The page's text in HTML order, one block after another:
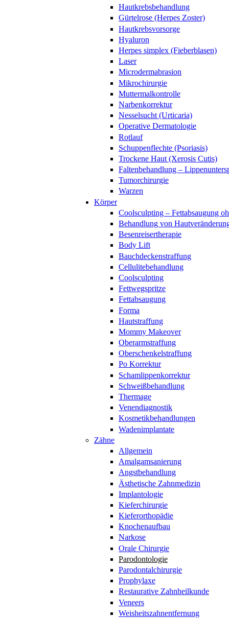
Hautkrebsbehandlung
Gürtelrose (Herpes Zoster)
Hautkrebsvorsorge
Hyaluron
Herpes simplex (Fieberblasen)
Laser
Microdermabrasion
Mikrochirurgie
Muttermalkontrolle
Narbenkorrektur
Nesselsucht (Urticaria)
Operative Dermatologie
Rotlauf
Schuppenflechte (Psoriasis)
Trockene Haut (Xerosis Cutis)
Faltenbehandlung –
Tumorchirurgie
Warzen
Körper
Coolsculpting – Fettabsaugung
Behandlung von
Besenreisertherapie
Body Lift
Bauchdeckenstraffung
Cellulitebehandlung
Coolsculpting
Fettwegspritze
Fettabsaugung
Forma
Hautstraffung
Mommy Makeover
Oberarmstraffung
Oberschenkelstraffung
Po Korrektur
Schamlippenkorrektur
Schweißbehandlung
Thermage
Venendiagnostik
Kosmetikbehandlungen
Wadenimplantate
Zähne
Allgemein
Amalgamsanierung
Angstbehandlung
Ästhetische Zahnmedizin
Implantologie
Kieferchirurgie
Kieferorthopädie
Knochenaufbau
Narkose
Orale Chirurgie
Parodontologie
Parodontalchirurgie
Prophylaxe
Restaurative Zahnheilkunde
Veneers
Weisheitszahnentfernung